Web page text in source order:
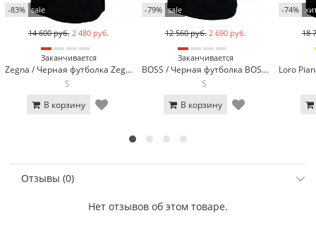
-83% sale
14 600 руб. 2 480 руб.
Заканчивается
Zegna / Черная футболка Zegna 3136-1
S
В корзину
-79% sale
12 560 руб. 2 690 руб.
Заканчивается
BOSS / Черная футболка BOSS 3056-1
S
В корзину
-74%
18
Отзывы (0)
Нет отзывов об этом товаре.